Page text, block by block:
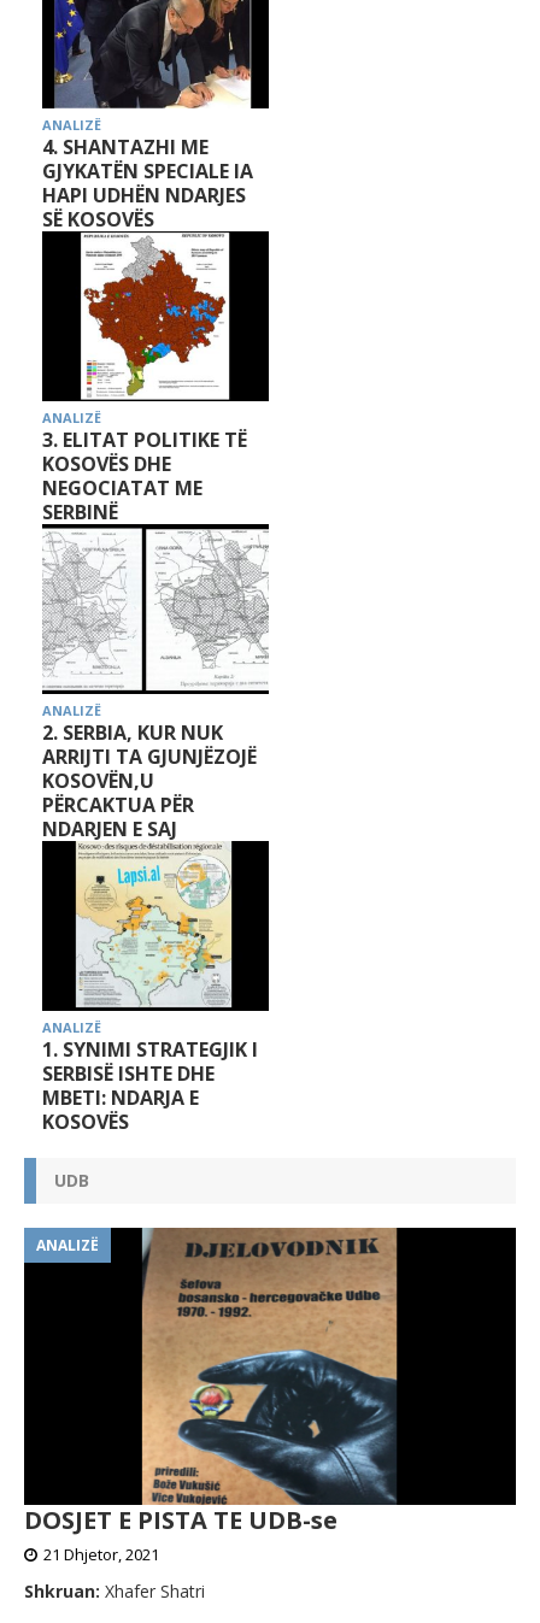
ANALIZË
4. SHANTAZHI ME
GJYKATËN SPECIALE IA
HAPI UDHËN NDARJES
SË KOSOVËS
ANALIZË
3. ELITAT POLITIKE TË
KOSOVËS DHE
NEGOCIATAT ME
SERBINË
ANALIZË
2. SERBIA, KUR NUK
ARRIJTI TA GJUNJËZOJË
KOSOVËN,U
PËRCAKTUA PËR
NDARJEN E SAJ
ANALIZË
1. SYNIMI STRATEGJIK I
SERBISË ISHTE DHE
MBETI: NDARJA E
KOSOVËS
UDB
ANALIZË
DOSJET E PISTA TE UDB-se
21 Dhjetor, 2021
Shkruan: Xhafer Shatri